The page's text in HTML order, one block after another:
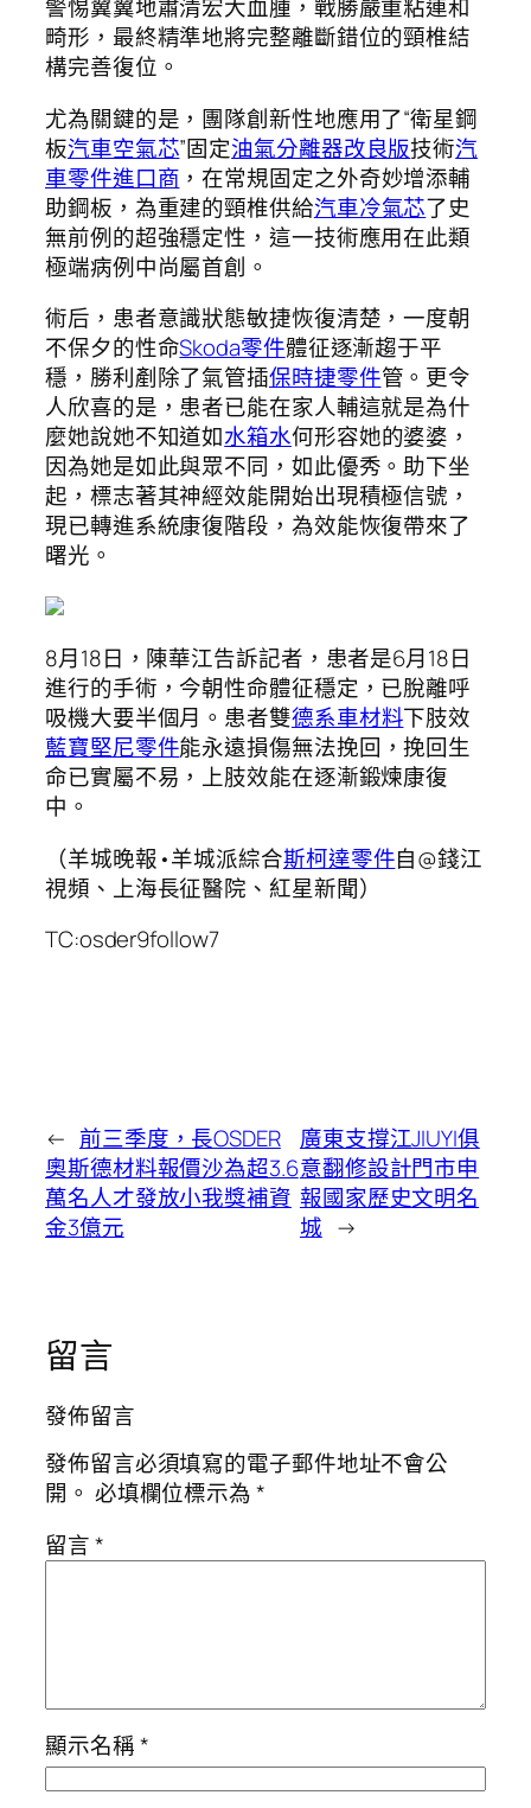
警惕翼翼地肅清宏大血腫，戰勝嚴重粘連和
畸形，最終精準地將完整離斷錯位的頸椎結
構完善復位。
尤為關鍵的是，團隊創新性地應用了“衛星鋼
板汽車空氣芯”固定油氣分離器改良版技術汽
車零件進口商 ，在常規固定之外奇妙增添輔
助鋼板，為重建的頸椎供給汽車冷氣芯了史
無前例的超強穩定性，這一技術應用在此類
極端病例中尚屬首創。
術后，患者意識狀態敏捷恢復清楚，一度朝
不保夕的性命Skoda零件體征逐漸趨于平
穩，勝利剷除了氣管插保時捷零件管。更令
人欣喜的是，患者已能在家人輔這就是為什
麼她說她不知道如水箱水何形容她的婆婆，
因為她是如此與眾不同，如此優秀。助下坐
起，標志著其神經效能開始出現積極信號，
現已轉進系統康復階段，為效能恢復帶來了
曙光。
8月18日，陳華江告訴記者，患者是6月18日
進行的手術，今朝性命體征穩定，已脫離呼
吸機大要半個月。患者雙德系車材料下肢效
藍寶堅尼零件能永遠損傷無法挽回，挽回生
命已實屬不易，上肢效能在逐漸鍛煉康復
中。
（羊城晚報•羊城派綜合斯柯達零件自@錢江
視頻、上海長征醫院、紅星新聞）
TC:osder9follow7
← 前三季度，長OSDER
奧斯德材料報價沙為超3.6
萬名人才發放小我獎補資
金3億元
廣東支撐江JIUYI俱
意翻修設計門市申
報國家歷史文明名
城 →
留言
發佈留言
發佈留言必須填寫的電子郵件地址不會公
開。 必填欄位標示為*
留言*
顯示名稱*